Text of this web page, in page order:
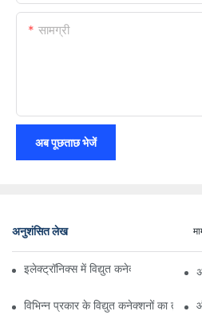
सामग्री
अब पूछताछ भेजें
अनुशंसित लेख
इलेक्ट्रॉनिक्स में विद्युत कनेक्शनों पर
विभिन्न प्रकार के विद्युत कनेक्शनों का